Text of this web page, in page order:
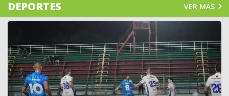
DEPORTES VER MÁS